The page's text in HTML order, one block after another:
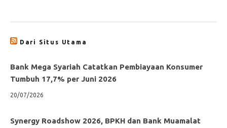
Dari Situs Utama
Bank Mega Syariah Catatkan Pembiayaan Konsumer
Tumbuh 17,7% per Juni 2026
20/07/2026
Synergy Roadshow 2026, BPKH dan Bank Muamalat